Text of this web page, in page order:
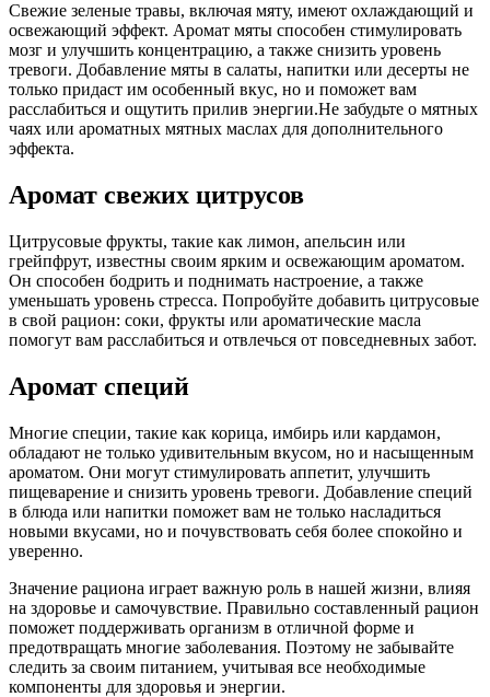
Свежие зеленые травы, включая мяту, имеют охлаждающий и
освежающий эффект. Аромат мяты способен стимулировать
мозг и улучшить концентрацию, а также снизить уровень
тревоги. Добавление мяты в салаты, напитки или десерты не
только придаст им особенный вкус, но и поможет вам
расслабиться и ощутить прилив энергии.Не забудьте о мятных
чаях или ароматных мятных маслах для дополнительного
эффекта.
Аромат свежих цитрусов
Цитрусовые фрукты, такие как лимон, апельсин или
грейпфрут, известны своим ярким и освежающим ароматом.
Он способен бодрить и поднимать настроение, а также
уменьшать уровень стресса. Попробуйте добавить цитрусовые
в свой рацион: соки, фрукты или ароматические масла
помогут вам расслабиться и отвлечься от повседневных забот.
Аромат специй
Многие специи, такие как корица, имбирь или кардамон,
обладают не только удивительным вкусом, но и насыщенным
ароматом. Они могут стимулировать аппетит, улучшить
пищеварение и снизить уровень тревоги. Добавление специй
в блюда или напитки поможет вам не только насладиться
новыми вкусами, но и почувствовать себя более спокойно и
уверенно.
Значение рациона играет важную роль в нашей жизни, влияя
на здоровье и самочувствие. Правильно составленный рацион
поможет поддерживать организм в отличной форме и
предотвращать многие заболевания. Поэтому не забывайте
следить за своим питанием, учитывая все необходимые
компоненты для здоровья и энергии.